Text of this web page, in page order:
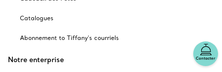
Contacter
Catalogues
Abonnement to Tiffany's courriels
Notre enterprise